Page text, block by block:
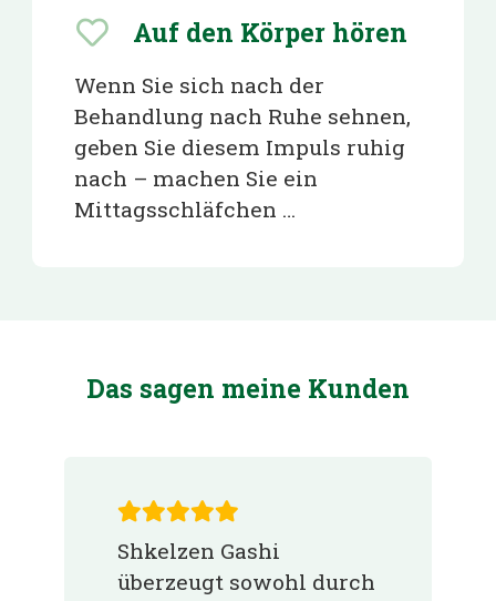
Auf den Körper hören
Wenn Sie sich nach der
Behandlung nach Ruhe sehnen,
geben Sie diesem Impuls ruhig
nach – machen Sie ein
Mittagsschläfchen …
Das sagen meine Kunden
Shkelzen Gashi
überzeugt sowohl durch